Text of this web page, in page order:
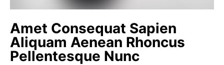
Amet Consequat Sapien
Aliquam Aenean Rhoncus
Pellentesque Nunc